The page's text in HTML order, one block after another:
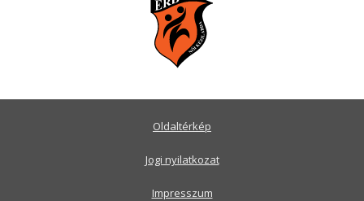
Oldaltérkép
Jogi nyilatkozat
Impresszum